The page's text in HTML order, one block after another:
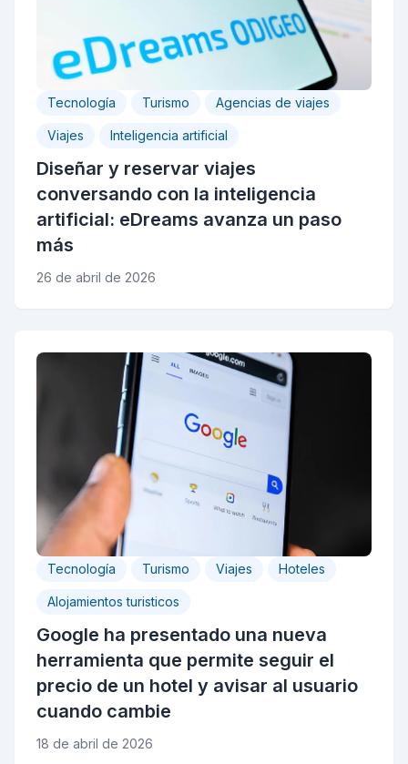
Tecnología Turismo Agencias de viajes
Viajes Inteligencia artificial
Diseñar y reservar viajes
conversando con la inteligencia
artificial: eDreams avanza un paso
más
26 de abril de 2026
Tecnología Turismo Viajes Hoteles
Alojamientos turisticos
Google ha presentado una nueva
herramienta que permite seguir el
precio de un hotel y avisar al usuario
cuando cambie
18 de abril de 2026